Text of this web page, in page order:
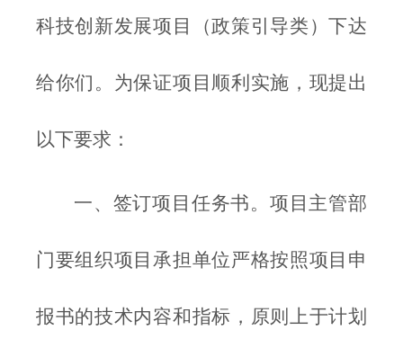
科技创新发展项目（政策引导类）下达
给你们。为保证项目顺利实施，现提出
以下要求：
一、签订项目任务书。项目主管部
门要组织项目承担单位严格按照项目申
报书的技术内容和指标，原则上于计划